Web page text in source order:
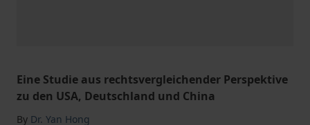
Eine Studie aus rechtsvergleichender Perspektive
zu den USA, Deutschland und China
By Dr. Yan Hong